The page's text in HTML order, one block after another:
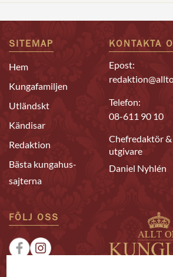
SITEMAP
Hem
Kungafamiljen
Utländskt
Kändisar
Redaktion
Bästa kungahus-
sajterna
KONTAKTA
Epost:
Telefon:
08-611 90 10
Chefredaktör
utgivare
Daniel Nyhlén
FÖLJ OSS